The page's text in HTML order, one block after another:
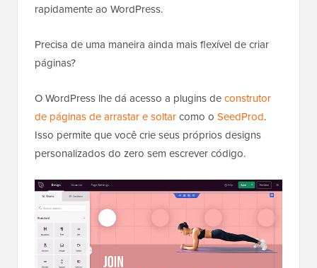
rapidamente ao WordPress.
Precisa de uma maneira ainda mais flexível de criar
páginas?
O WordPress lhe dá acesso a plugins deconstrutor
de páginas de arrastar e soltarcomo o SeedProd.
Isso permite que você crie seus próprios designs
personalizados do zero sem escrever código.